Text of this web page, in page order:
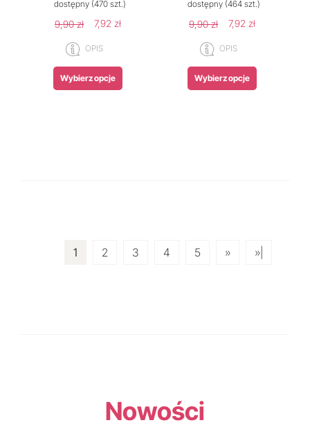
dostępny(470 szt.)
9,90 zł 7,92 zł
OPIS
Wybierz opcje
dostępny (464 szt.)
9,90 zł 7,92 zł
OPIS
Wybierz opcje
1 2 3 4 5 » »|
Nowości